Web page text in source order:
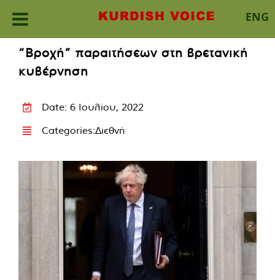
ENG
content
“Βροχή” παραιτήσεων στη βρετανική
κυβέρνηση
Date: 6 Ιουλίου, 2022
Categories:Διεθνή